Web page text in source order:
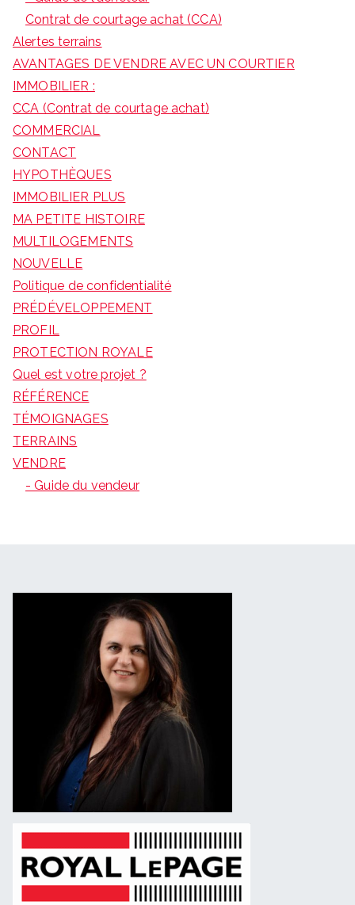
Contrat de courtage achat (CCA)
Alertes terrains
AVANTAGES DE VENDRE AVEC UN COURTIER
IMMOBILIER :
CCA (Contrat de courtage achat)
COMMERCIAL
CONTACT
HYPOTHÈQUES
IMMOBILIER PLUS
MA PETITE HISTOIRE
MULTILOGEMENTS
NOUVELLE
Politique de confidentialité
PRÉDÉVELOPPEMENT
PROFIL
PROTECTION ROYALE
Quel est votre projet ?
RÉFÉRENCE
TÉMOIGNAGES
TERRAINS
VENDRE
- Guide du vendeur